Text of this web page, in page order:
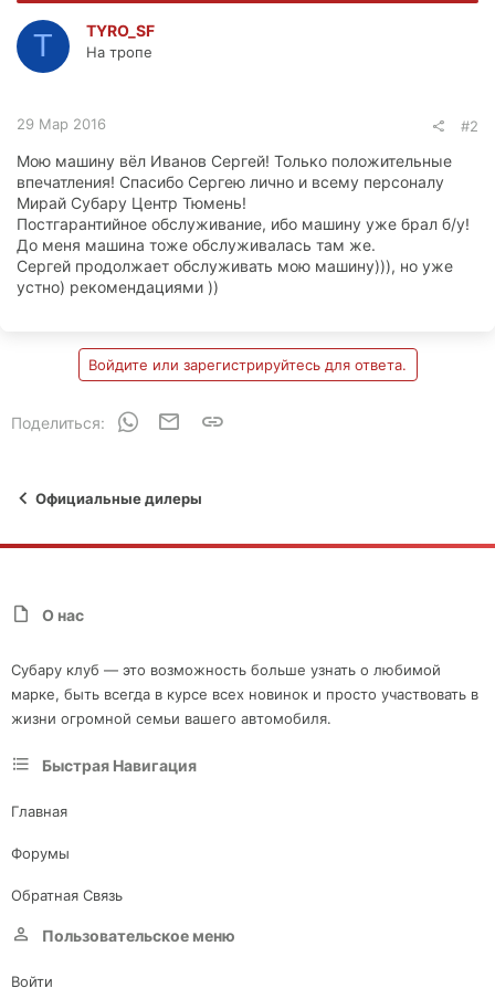
T TYRO_SF
На тропе
29 Мар 2016 #2
Мою машину вёл Иванов Сергей! Только положительные
впечатления! Спасибо Сергею лично и всему персоналу
Мирай Субару Центр Тюмень!
Постгарантийное обслуживание, ибо машину уже брал б/у!
До меня машина тоже обслуживалась там же.
Сергей продолжает обслуживать мою машину))), но уже
устно) рекомендациями ))
Войдите или зарегистрируйтесь для ответа.
Поделиться: WhatsAppЭлектронная почта
Официальные дилеры
О нас
Субару клуб — это возможность больше узнать о любимой
марке, быть всегда в курсе всех новинок и просто участвовать в
жизни огромной семьи вашего автомобиля.
Быстрая Навигация
Главная
Форумы
Обратная Связь
Пользовательское меню
Войти